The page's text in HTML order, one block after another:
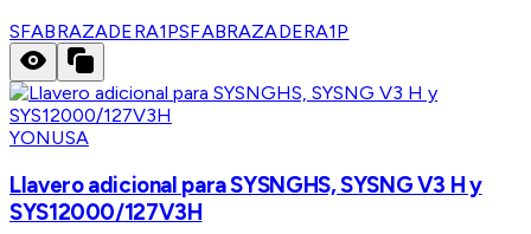
SFABRAZADERA1PSFABRAZADERA1P
YONUSA
Llavero adicional para SYSNGHS, SYSNG V3 H y
SYS12000/127V3H